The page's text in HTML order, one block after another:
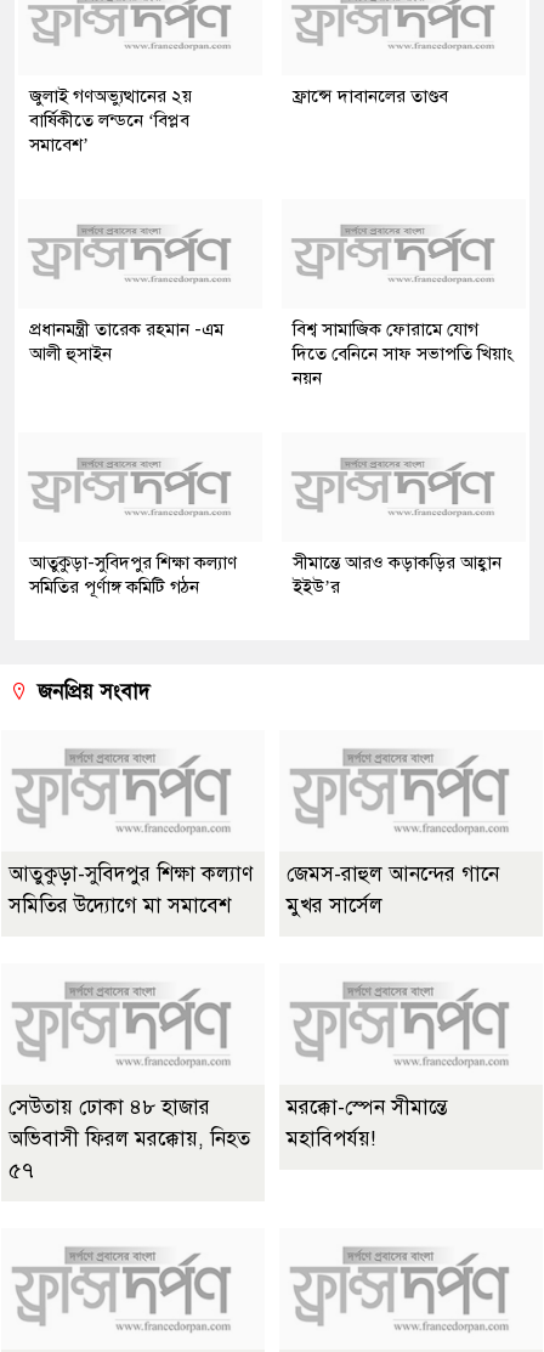
জুলাই গণঅভ্যুত্থানের ২য়
বার্ষিকীতে লন্ডনে ‘বিপ্লব
সমাবেশ’
ফ্রান্সে দাবানলের তাণ্ডব
প্রধানমন্ত্রী তারেক রহমান -এম
আলী হুসাইন
বিশ্ব সামাজিক ফোরামে যোগ
দিতে বেনিনে সাফ সভাপতি খিয়াং
নয়ন
আতুকুড়া-সুবিদপুর শিক্ষা কল্যাণ
সমিতির পূর্ণাঙ্গ কমিটি গঠন
সীমান্তে আরও কড়াকড়ির আহ্বান
ইইউ’র
জনপ্রিয় সংবাদ
আতুকুড়া-সুবিদপুর শিক্ষা কল্যাণ
সমিতির উদ্যোগে মা সমাবেশ
জেমস-রাহুল আনন্দের গানে
মুখর সার্সেল
সেউতায় ঢোকা ৪৮ হাজার
অভিবাসী ফিরল মরক্কোয়, নিহত
৫৭
মরক্কো-স্পেন সীমান্তে
মহাবিপর্যয়!